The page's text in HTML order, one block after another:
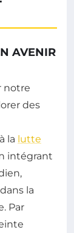
AVENIR
notre
des
la lutte
intégrant
la
Par